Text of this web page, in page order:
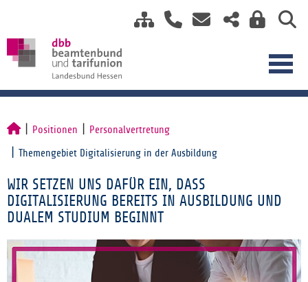
Positionen Personalvertretung
Themengebiet Digitalisierung in der Ausbildung
WIR SETZEN UNS DAFÜR EIN, DASS
DIGITALISIERUNG BEREITS IN AUSBILDUNG UND
DUALEM STUDIUM BEGINNT